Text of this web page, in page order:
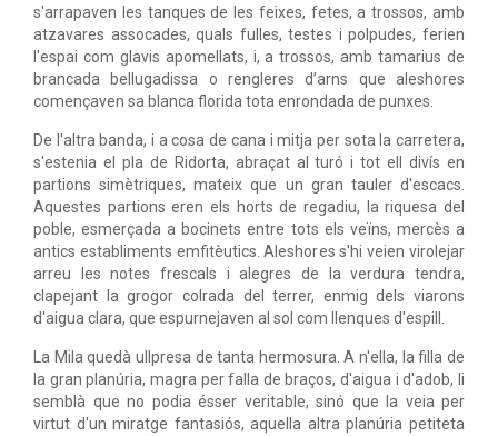
s'arrapaven les tanques de les feixes, fetes, a trossos, amb
atzavares assocades, quals fulles, testes i polpudes, ferien
l'espai com glavis apomellats, i, a trossos, amb tamarius de
brancada bellugadissa o rengleres d’arns que aleshores
començaven sa blanca florida tota enrondada de punxes.
De l'altra banda, i a cosa de cana i mitja per sota la carretera,
s'estenia el pla de Ridorta, abraçat al turó i tot ell divís en
partions simètriques, mateix que un gran tauler d'escacs.
Aquestes partions eren els horts de regadiu, la riquesa del
poble, esmerçada a bocinets entre tots els veïns, mercès a
antics establiments emfitèutics. Aleshores s'hi veien virolejar
arreu les notes frescals i alegres de la verdura tendra,
clapejant la grogor colrada del terrer, enmig dels viarons
d'aigua clara, que espurnejaven al sol com llenques d'espill.
La Mila quedà ullpresa de tanta hermosura. A n'ella, la filla de
la gran planúria, magra per falla de braços, d'aigua i d'adob, li
semblà que no podia ésser veritable, sinó que la veia per
virtut d'un miratge fantasiós, aquella altra planúria petiteta